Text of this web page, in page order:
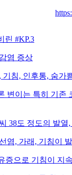
린 #KP.3
염 증상
침, 인후통, 숨가
변이는 특히 기
38도 정도의 발열
염, 가래, 기침이
증으로 기침이 지